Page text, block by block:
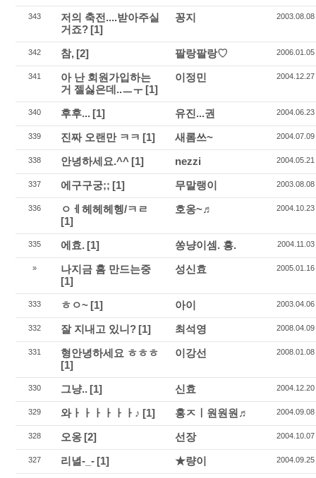
343
저의 축전....받아주실
거죠? [1]
꽁지 2003.08.08
342 참, [2] 팔랑팔랑♡ 2006.01.05
341
아 난 회원가입하는
거 젤싫은데..ㅡㅜ [1]
이정민 2004.12.27
340 후후... [1] 유진...권 2004.06.23
339 진짜 오랜만 ㅋㅋ [1] 새롬쓰~ 2004.07.09
338 안녕하세요.^^ [1] nezzi 2004.05.21
337 에구구궁;; [1] 무말랭이 2003.08.08
336
ㅇㅔ헤헤헤헹/ㅋㄹ
[1]
호옹~♬ 2004.10.23
335 에효. [1] 쏭냥이셈. 흥. 2004.11.03
»
나지금 홈 만드는중
[1]
성신효 2005.01.16
333 ㅎㅇ~ [1] 아이 2003.04.06
332 잘 지내고 있니? [1] 최석영 2008.04.09
331
형안녕하세요 ㅎㅎㅎ
[1]
이강선 2008.01.08
330 그냥.. [1] 신효 2004.12.20
329 와ㅏㅏㅏㅏㅏㅏ♪ [1] 홍ㅈㅣ원원원♬ 2004.09.08
328 오옹 [2] 선장 2004.10.07
327 리녈-_- [1] ★량이 2004.09.25